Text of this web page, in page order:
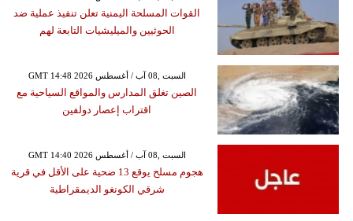
القوات المسلحة اليمنية تعلن تنفيذ عملية ضد
الحوثيين والميليشيات التابعة لهم
GMT 14:48 2026 السبت ,08 آب / أغسطس
الصين تغلق المدارس والمواقع السياحية مع
اقتراب إعصار دولفين
GMT 14:40 2026 السبت ,08 آب / أغسطس
هجوم مسلح يوقع 13 ضحية على الأقل في قرية
شرقي الكونغو الديمقراطية